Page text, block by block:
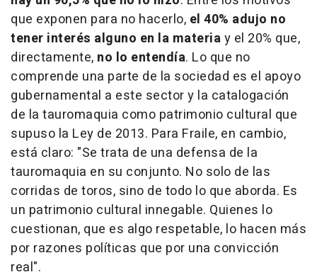
que exponen para no hacerlo, el 40% adujo no
tener interés alguno en la materiay el 20% que,
directamente, no lo entendía. Lo que no
comprende una parte de la sociedad es el apoyo
gubernamental a este sector y la catalogación
de la tauromaquia como patrimonio cultural que
supuso la Ley de 2013. Para Fraile, en cambio,
está claro: "Se trata de una defensa de la
tauromaquia en su conjunto. No solo de las
corridas de toros, sino de todo lo que aborda. Es
un patrimonio cultural innegable. Quienes lo
cuestionan, que es algo respetable, lo hacen más
por razones políticas que por una convicción
real".